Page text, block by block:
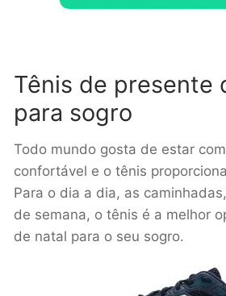
Tênis de presente
para sogro
Todo mundo gosta de estar
confortável e o tênis
Para o dia a dia, as
de semana, o tênis é a melhor
de natal para o seu sogro.